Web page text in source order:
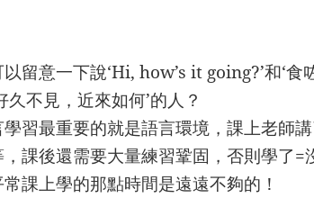
留意一下說‘Hi, how’s it going?’和‘食
久不見，近來如何’的人？
學習最重要的就是語言環境，課上老師
，課後還需要大量練習鞏固，否則學了=
課上學的那點時間是遠遠不夠的！